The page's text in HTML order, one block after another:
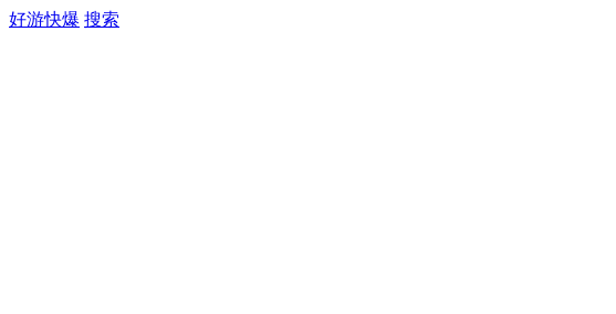
好游快爆 搜索